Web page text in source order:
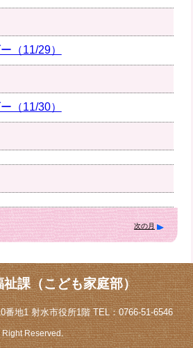
（11/29）
（11/30）
次の月
課（こども家庭部）
地1 射水市役所1階 TEL：0766-51-6546
Reserved.